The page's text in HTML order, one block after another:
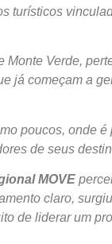
turísticos
Verde,
já começam a
poucos, onde
de seus
MOVE
claro,
de liderar um